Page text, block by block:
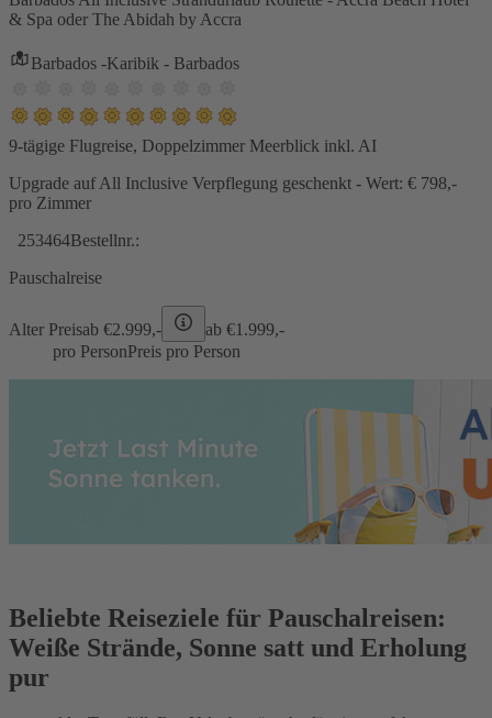
& Spa oder The Abidah by Accra
Barbados -Karibik - Barbados
9-tägige Flugreise, Doppelzimmer Meerblick inkl. AI
Upgrade auf All Inclusive Verpflegung geschenkt - Wert: € 798,-
pro Zimmer
253464Bestellnr.:
Pauschalreise
Alter Preisab €2.999,- ab €1.999,-
pro PersonPreis pro Person
Beliebte Reiseziele für Pauschalreisen:
Weiße Strände, Sonne satt und Erholung
pur